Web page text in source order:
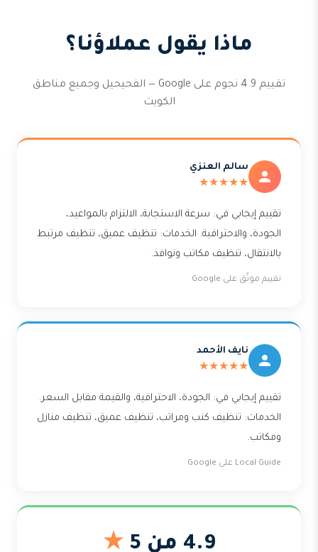
ماذا يقول عملاؤنا؟
تقييم 4.9 نجوم على Google — الفحيحيل وجميع مناطق
الكويت
سالم العنزي
★★★★★
تقييم إيجابي في: سرعة الاستجابة، الالتزام بالمواعيد،
الجودة، والاحترافية. الخدمات: تنظيف عميق، تنظيف مرتبط
بالانتقال، تنظيف مكاتب ونوافذ.
تقييم موثّق على Google
نايف الأحمد
★★★★★
تقييم إيجابي في: الجودة، الاحترافية، والقيمة مقابل السعر.
الخدمات: تنظيف كنب ومراتب، تنظيف عميق، تنظيف منازل
ومكاتب.
Local Guide على Google
4.9 من 5 ★